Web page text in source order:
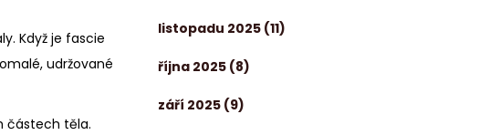
listopadu 2025 (11)
října 2025 (8)
září 2025 (9)
Když je fascie
udržované
částech těla.